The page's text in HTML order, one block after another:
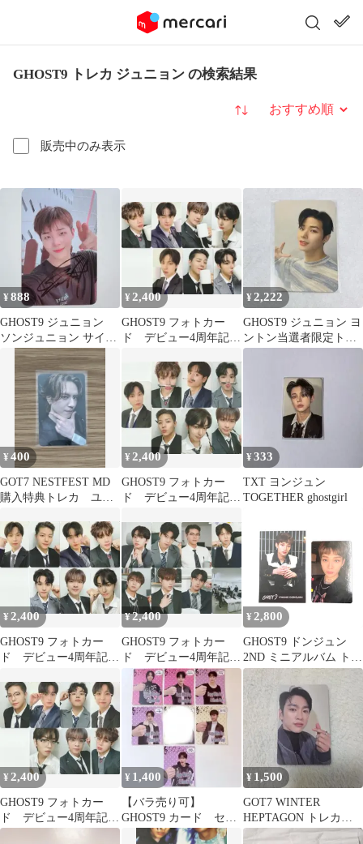
GHOST9 トレカ ジュニョン の検索結果
販売中のみ表示
並び替え
¥888
GHOST9 ジュニョン
ソンジュニョン サイン
入り トレカ
¥2,400
GHOST9 フォトカー
ド デビュー4周年記
¥2,222
GHOST9 ジュニョン ヨ
ントン当選者限定トレ
カ
¥400
GOT7 NESTFEST MD
購入特典トレカ ユギ
¥2,400
GHOST9 フォトカー
ド デビュー4周年記
¥333
TXT ヨンジュン
TOGETHER ghostgirl
¥2,400
GHOST9 フォトカー
ド デビュー4周年記
¥2,400
GHOST9 フォトカー
ド デビュー4周年記
念 C
¥ 2,800
GHOST9 ドンジュン
2ND ミニアルバム トレ
ーディングカード トレ
カ 美品【BL0728_35】
¥2,400
GHOST9 フォトカー
ド デビュー4周年記
念 B
¥ 1,400
【バラ売り可】
GHOST9 カード セッ
¥ 1,500
GOT7 WINTER
HEPTAGON トレカ☆
ジニョン②